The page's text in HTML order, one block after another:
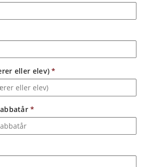
eller elev)*
*